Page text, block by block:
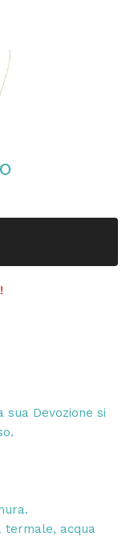
sua Devozione si
termale, acqua